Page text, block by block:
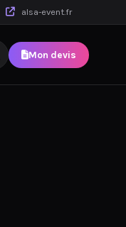
alsa-event.fr
Mon devis